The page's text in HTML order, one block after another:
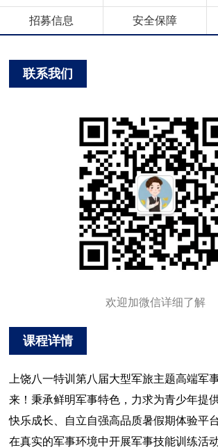
招募信息 安全保障
联系我们
欢迎加微信详细了解
课程详情
上饶八一特训第八届大型军旅主题高端军
来！秉承鲜明军事特色，力求为青少年提
快乐成长、自立自强高品质暑假期体验平
在真实的军事环境中开展军事技能训练活